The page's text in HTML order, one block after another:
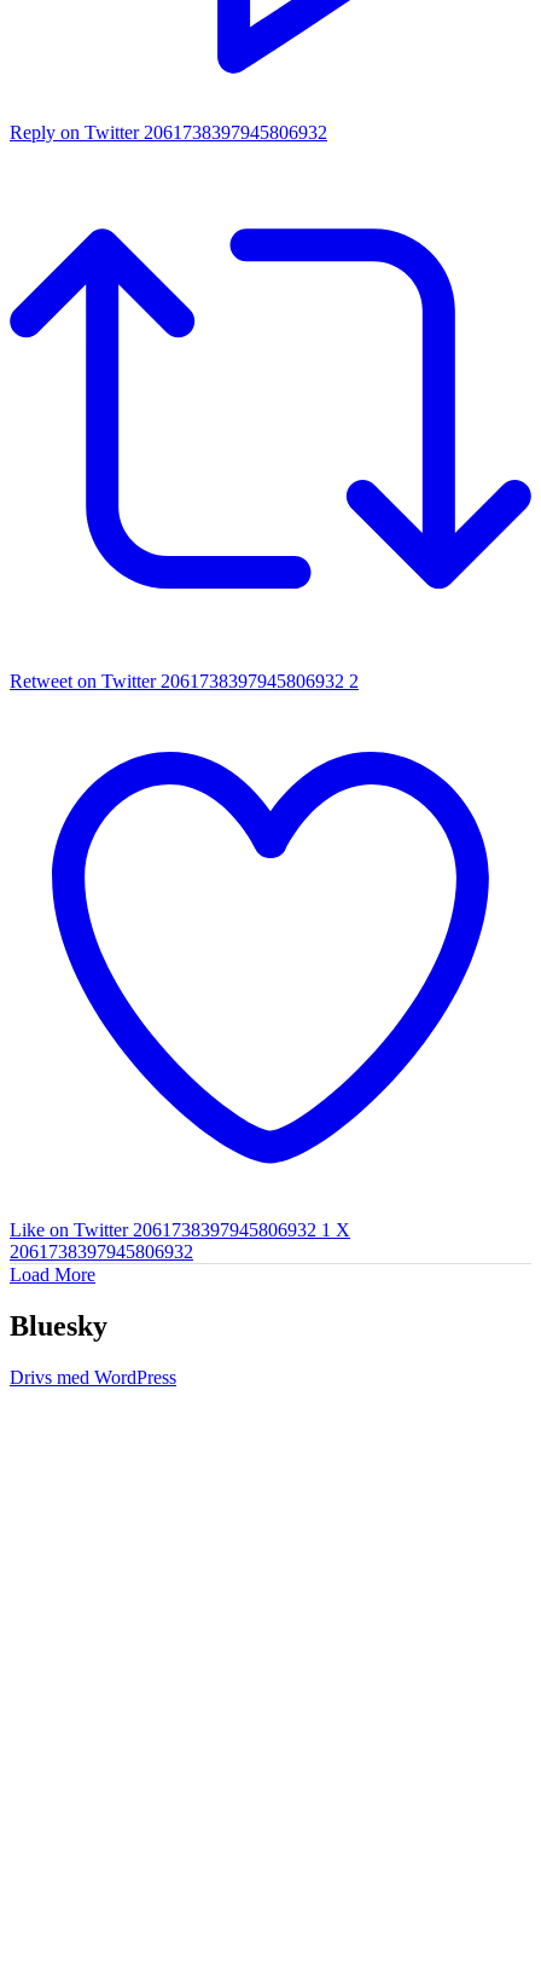
Reply on Twitter 2061738397945806932
Retweet on Twitter 2061738397945806932 2
Like on Twitter 2061738397945806932 1 X
2061738397945806932
Load More
Bluesky
Drivs med WordPress